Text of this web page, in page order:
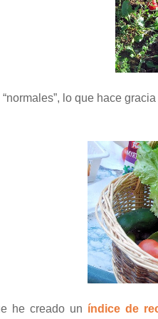
lo que hace
he creado un índice de